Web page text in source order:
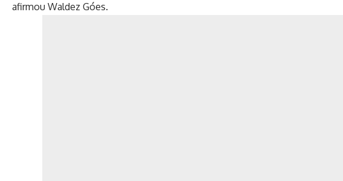
afirmou Waldez Góes.